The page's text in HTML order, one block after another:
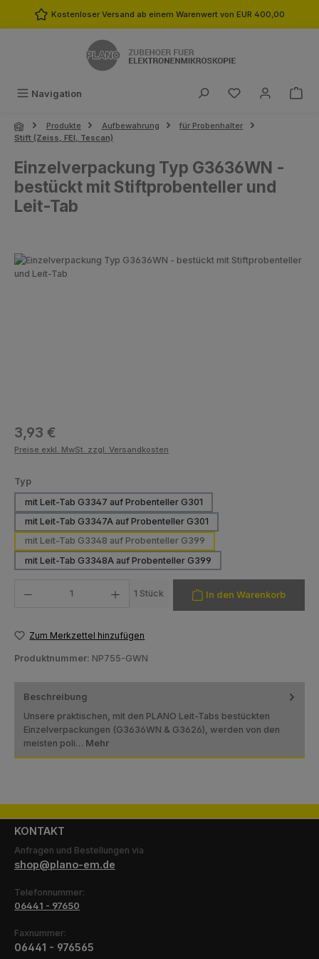
Zum Hauptinhalt springen
Kostenloser Versand ab einem Warenwert von EUR 400,00
Navigation Du hast 0
Produkte Aufbewahrung
für Probenhalter
Stift (Zeiss, FEI, Tescan)
Einzelverpackung Typ G3636WN -
bestückt mit Stiftprobenteller und
Leit-Tab
Bildergalerie überspringen
Regulärer Preis:
3,93 €
Preise exkl. MwSt. zzgl. Versandkosten
Typauswählen
mit Leit-Tab G3347 auf Probenteller G301
mit Leit-Tab G3347A auf Probenteller G301
mit Leit-Tab G3348 auf Probenteller G399
mit Leit-Tab G3348A auf Probenteller G399
1 Stück In den Warenkorb
Zum Merkzettel hinzufügen
Produktnummer: NP755-GWN
Beschreibung
Unsere praktischen, mit den PLANO Leit-Tabs bestückten
Einzelverpackungen (G3636WN & G3626), werden von den
meisten poli… Mehr
KONTAKT
Anfragen und Bestellungen via
shop@plano-em.de
Telefonnummer:
06441 - 97650
Faxnummer:
06441 - 976565